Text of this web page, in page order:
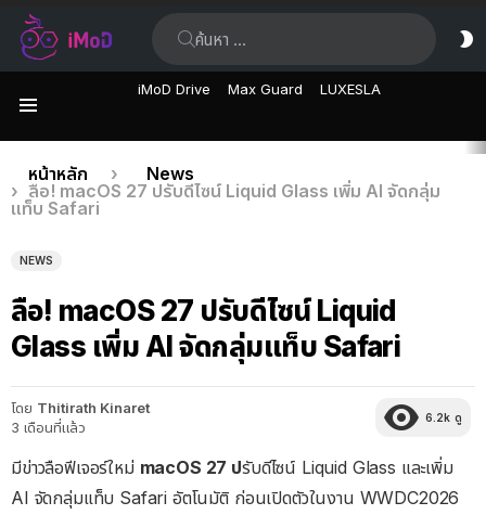
iMoD Drive Max Guard LUXESLA
เรื่อง
ล่าสุด
คุณอยู่ที่นี่:
หน้าหลัก
News
ลือ! macOS 27 ปรับดีไซน์ Liquid Glass เพิ่ม AI จัดกลุ่ม
แท็บ Safari
NEWS
ลือ! macOS 27 ปรับดีไซน์ Liquid
Glass เพิ่ม AI จัดกลุ่มแท็บ Safari
โดย Thitirath Kinaret
3 เดือนที่แล้ว
6.2k ดู
มีข่าวลือฟีเจอร์ใหม่ macOS 27 ปรับดีไซน์ Liquid Glass และเพิ่ม
AI จัดกลุ่มแท็บ Safari อัตโนมัติ ก่อนเปิดตัวในงาน WWDC2026